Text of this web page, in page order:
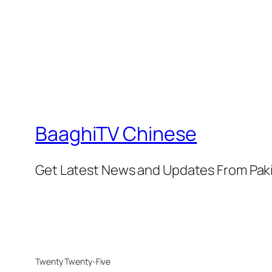
BaaghiTV Chinese
Get Latest News and Updates From
Twenty Twenty-Five